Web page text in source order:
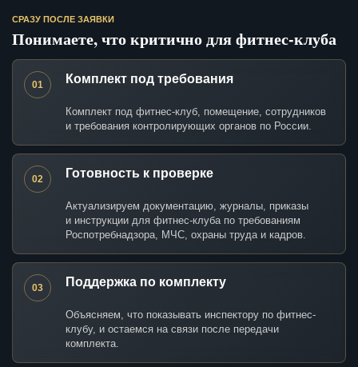
СРАЗУ ПОСЛЕ ЗАЯВКИ
Понимаете, что критично для фитнес-клуба
01 Комплект под требования
Комплект под фитнес-клуб, помещение, сотрудников
и требования контролирующих органов по России.
02 Готовность к проверке
Актуализируем документацию, журналы, приказы
и инструкции для фитнес-клуба по требованиям
Роспотребнадзора, МЧС, охраны труда и кадров.
03 Поддержка по комплекту
Объясняем, что показывать инспектору по фитнес-
клубу, и остаемся на связи после передачи
комплекта.